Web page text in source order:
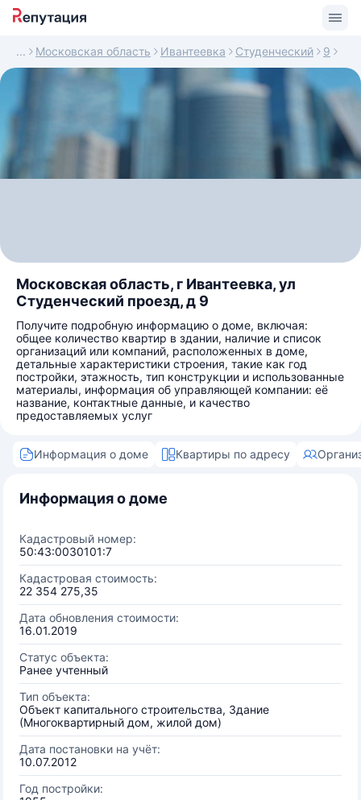
Московская область Ивантеевка Студенческий 9
Московская область, г Ивантеевка, ул
Студенческий проезд, д 9
Получите подробную информацию о доме, включая:
общее количество квартир в здании, наличие и список
организаций или компаний, расположенных в доме,
детальные характеристики строения, такие как год
постройки, этажность, тип конструкции и использованные
материалы, информация об управляющей компании: её
название, контактные данные, и качество
предоставляемых услуг
Информация о доме Квартиры по адресу
Информация о доме
Кадастровый номер:
50:43:0030101:7
Кадастровая стоимость:
22 354 275,35
Дата обновления стоимости:
16.01.2019
Статус объекта:
Ранее учтенный
Тип объекта:
Объект капитального строительства, Здание
(Многоквартирный дом, жилой дом)
Дата постановки на учёт:
10.07.2012
Год постройки: